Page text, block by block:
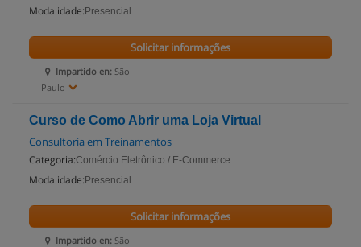
Modalidade: Presencial
Impartido en: São
Paulo
Solicitar informações
Curso de Como Abrir uma Loja Virtual
Consultoria em Treinamentos
Categoria:Comércio Eletrônico / E-Commerce
Modalidade: Presencial
Impartido en: São
Solicitar informações